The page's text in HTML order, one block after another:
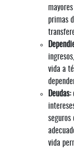
primas
vida a
Deudas:
seguros
vida